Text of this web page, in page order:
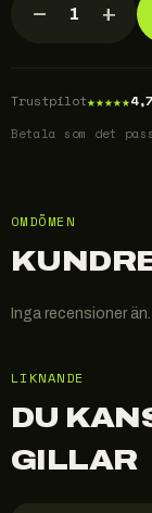
− 1 +
Trustpilot★★★★★
Betala som det
OMDÖMEN
Inga recensioner
LIKNANDE
DU
GILLAR